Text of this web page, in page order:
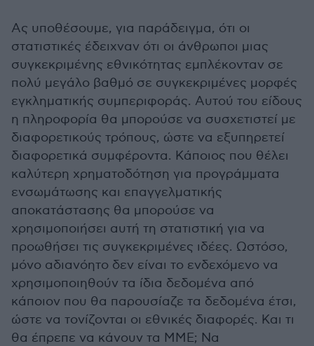
Ας υποθέσουμε, για παράδειγμα, ότι οι
στατιστικές έδειχναν ότι οι άνθρωποι μιας
συγκεκριμένης εθνικότητας εμπλέκονταν σε
πολύ μεγάλο βαθμό σε συγκεκριμένες μορφές
εγκληματικής συμπεριφοράς. Αυτού του είδους
η πληροφορία θα μπορούσε να συσχετιστεί με
διαφορετικούς τρόπους, ώστε να εξυπηρετεί
διαφορετικά συμφέροντα. Κάποιος που θέλει
καλύτερη χρηματοδότηση για προγράμματα
ενσωμάτωσης και επαγγελματικής
αποκατάστασης θα μπορούσε να
χρησιμοποιήσει αυτή τη στατιστική για να
προωθήσει τις συγκεκριμένες ιδέες. Ωστόσο,
μόνο αδιανόητο δεν είναι το ενδεχόμενο να
χρησιμοποιηθούν τα ίδια δεδομένα από
κάποιον που θα παρουσίαζε τα δεδομένα έτσι,
ώστε να τονίζονται οι εθνικές διαφορές. Και τι
θα έπρεπε να κάνουν τα ΜΜΕ; Να